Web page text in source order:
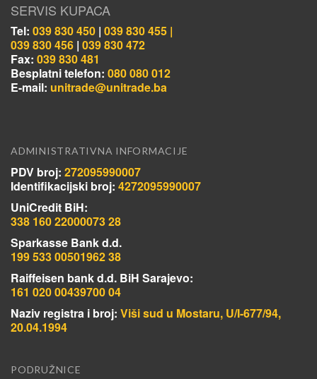
SERVIS KUPACA
Tel: 039 830 450 | 039 830 455 |
039 830 456 | 039 830 472
Fax: 039 830 481
Besplatni telefon: 080 080 012
E-mail: unitrade@unitrade.ba
ADMINISTRATIVNA INFORMACIJE
PDV broj: 272095990007
Identifikacijski broj: 4272095990007
UniCredit BiH:
338 160 22000073 28
Sparkasse Bank d.d.
199 533 00501962 38
Raiffeisen bank d.d. BiH Sarajevo:
161 020 00439700 04
Naziv registra i broj: Viši sud u Mostaru, U/I-677/94,
20.04.1994
PODRUŽNICE